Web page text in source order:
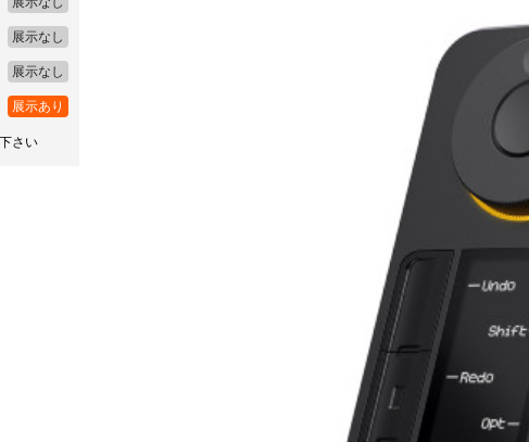
展示なし
展示なし
展示あり
さい